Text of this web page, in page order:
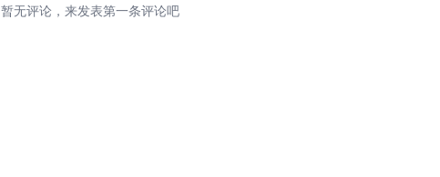
暂无评论，来发表第一条评论吧